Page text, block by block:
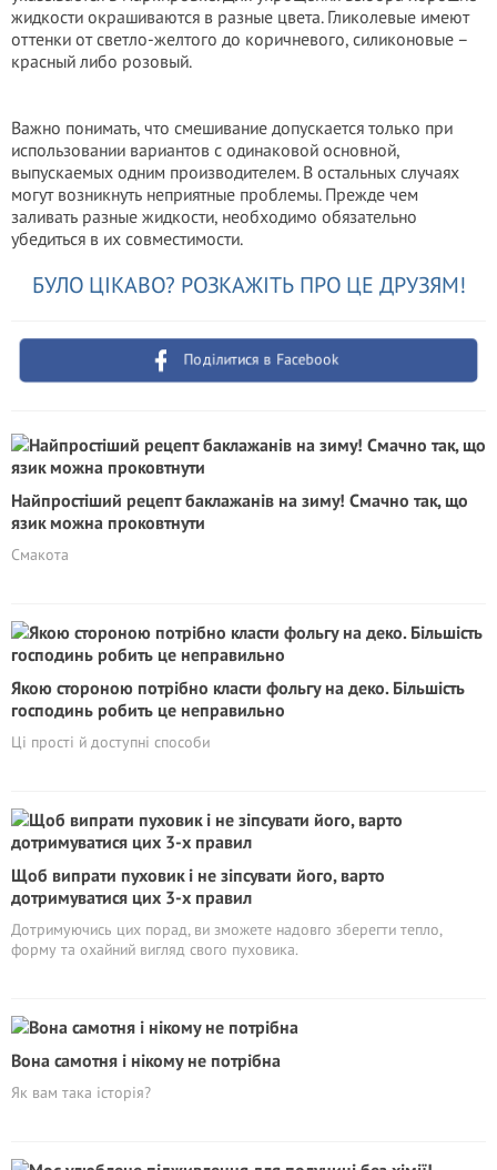
жидкости окрашиваются в разные цвета. Гликолевые имеют
оттенки от светло-желтого до коричневого, силиконовые –
красный либо розовый.
Важно понимать, что смешивание допускается только при
использовании вариантов с одинаковой основной,
выпускаемых одним производителем. В остальных случаях
могут возникнуть неприятные проблемы. Прежде чем
заливать разные жидкости, необходимо обязательно
убедиться в их совместимости.
БУЛО ЦІКАВО? РОЗКАЖІТЬ ПРО ЦЕ ДРУЗЯМ!
Поділитися в Facebook
Найпростіший рецепт баклажанів на зиму! Смачно так, що
язик можна проковтнути
Смакота
Якою стороною потрібно класти фольгу на деко. Більшість
господинь робить це неправильно
Ці прості й доступні способи
Щоб випрати пуховик і не зіпсувати його, варто
дотримуватися цих 3-х правил
Дотримуючись цих порад, ви зможете надовго зберегти тепло,
форму та охайний вигляд свого пуховика.
Вона самотня і нікому не потрібна
Як вам така історія?